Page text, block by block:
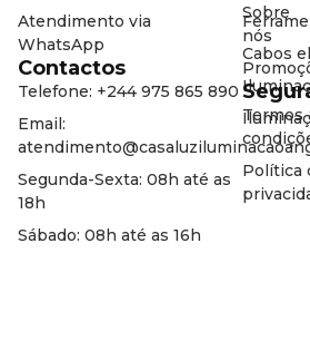
Cabos
Sobre
nós
Termos
Política
Atendimento via
WhatsApp
Contactos
Telefone: +244 975 865 890
Email:
Segunda-Sexta: 08h até as
18h
Sábado: 08h até as 16h